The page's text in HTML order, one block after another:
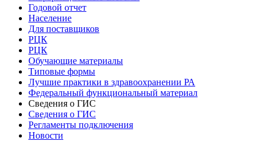
Годовой отчет
Население
Для поставщиков
РЦК
РЦК
Обучающие материалы
Типовые формы
Лучшие практики в здравоохранении РА
Федеральный функциональный материал
Сведения о ГИС
Сведения о ГИС
Регламенты подключения
Новости